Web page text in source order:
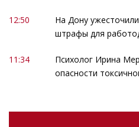
12:50
На Дону
штрафы для
11:34
Психолог Ирина
опасности